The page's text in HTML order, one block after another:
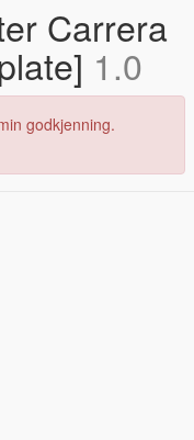
Carrera
1.0
godkjenning.